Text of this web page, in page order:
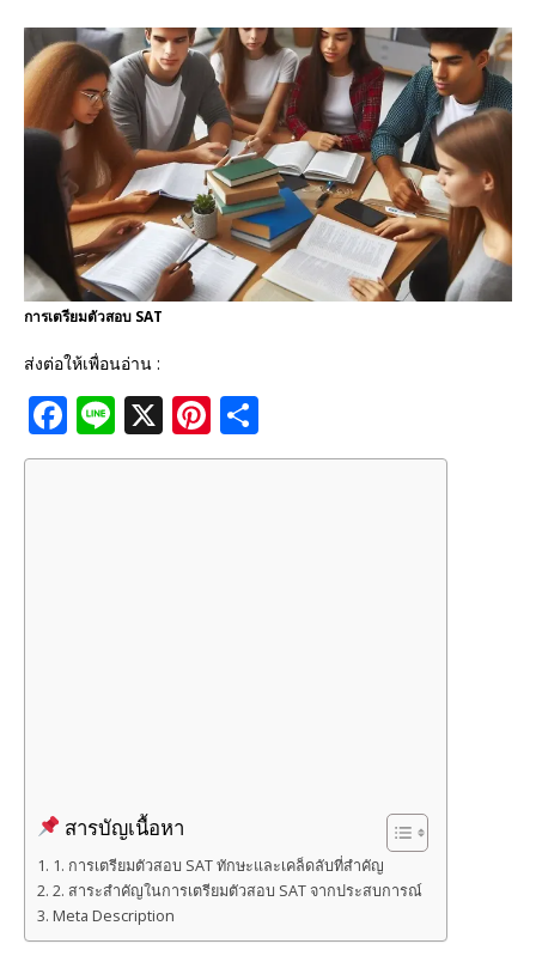
การเตรียมตัวสอบ SAT
ส่งต่อให้เพื่อนอ่าน :
F
a
Li
n
X Pi
n h
สารบัญเนื้อหา
1. การเตรียมตัวสอบ SAT ทักษะและเคล็ดลับที่สำคัญ
2. สาระสำคัญในการเตรียมตัวสอบ SAT จากประสบการณ์
Meta Description